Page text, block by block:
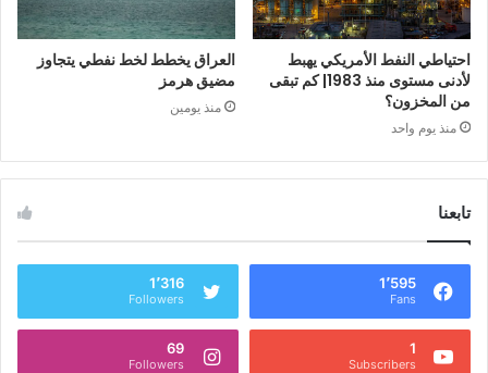
احتياطي النفط الأمريكي يهبط
لأدنى مستوى منذ 1983| كم تبقى
من المخزون؟
منذ يوم واحد
العراق يخطط لخط نفطي يتجاوز
مضيق هرمز
منذ يومين
تابعنا
1٬595
Fans
Followers
Subscribers
69
Followers